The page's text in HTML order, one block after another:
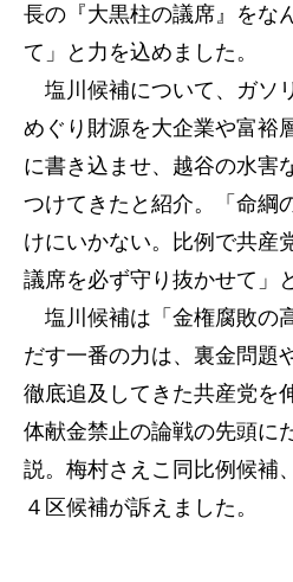
長の『大黒柱の議席』をな
て」と力を込めました。
塩川候補について、ガソ
めぐり財源を大企業や富裕
に書き込ませ、越谷の水害
つけてきたと紹介。「命綱
けにいかない。比例で共産
議席を必ず守り抜かせて」
塩川候補は「金権腐敗の
だす一番の力は、裏金問題
徹底追及してきた共産党を
体献金禁止の論戦の先頭に
説。梅村さえこ同比例候補
４区候補が訴えました。